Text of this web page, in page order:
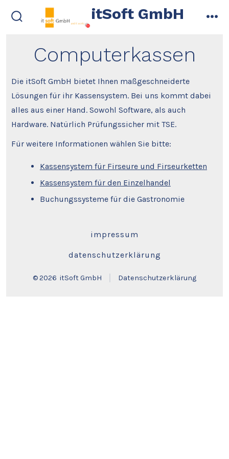
Inhalt
itSoft GmbH
Computerkassen
Die itSoft GmbH bietet Ihnen maßgeschneiderte
Lösungen für ihr Kassensystem. Bei uns kommt dabei
alles aus einer Hand. Sowohl Software, als auch
Hardware. Natürlich Prüfungssicher mit TSE.
Für weitere Informationen wählen Sie bitte:
Kassensystem für Firseure und Firseurketten
Kassensystem für den Einzelhandel
Buchungssysteme für die Gastronomie
impressum
datenschutzerklärung
© 2026 itSoft GmbH Datenschutzerklärung